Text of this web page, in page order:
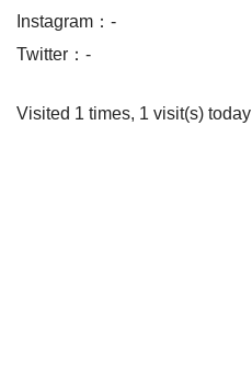
Instagram：-
Twitter：-
Visited 1 times, 1 visit(s) today